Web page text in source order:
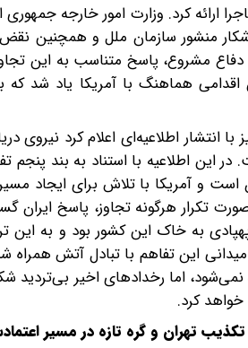
ارائه کرد. وزارت امور خارجه
منشور سازمان ملل و همچنین
مشروع، پاسخ متناسب به این تجاوز
اقدامی هماهنگ با آمریکا یاد شد
انتشار اطلاعیه‌ای اعلام کرد نیروی
این اطلاعیه با استناد به بند پنجم
و آمریکا با تلاش برای ایجاد
هرگونه تجاوز، پاسخ ایران
به خاک این کشور بود و به
این تفاهم با تبادل آتش همراه
اما رخدادهای اخیر بی‌تردید
کرد.
تهران و گره تازه در مسیر